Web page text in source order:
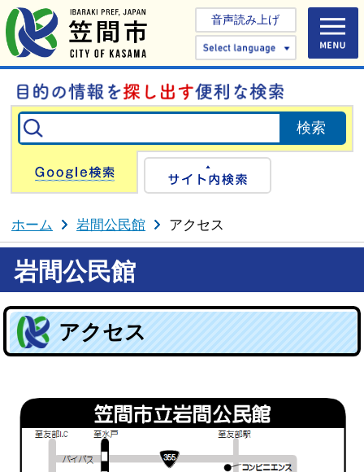
音声読み上げ
Select
Google検索
ホーム 岩間公民館 アクセス
岩間公民館
アクセス